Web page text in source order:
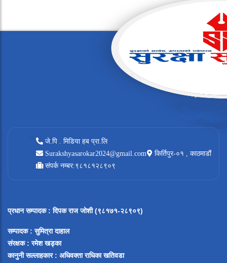
जे.पि . मिडिया हब प्रा.लि
Surakshyasarokar2024@gmail.com
किर्तिपुर-०१ , काठमाडौं
संपर्क नम्बर:९८१८१२८९०९
प्रधान सम्पादक: दिपक राज जोशी (९८१७१-२८९०९)
सम्पादक : सुमित्रा दाहाल
संरक्षक : रमेश खड्का
कानुनी सल्लाहकार : अधिवक्ता राधिका खतिवडा